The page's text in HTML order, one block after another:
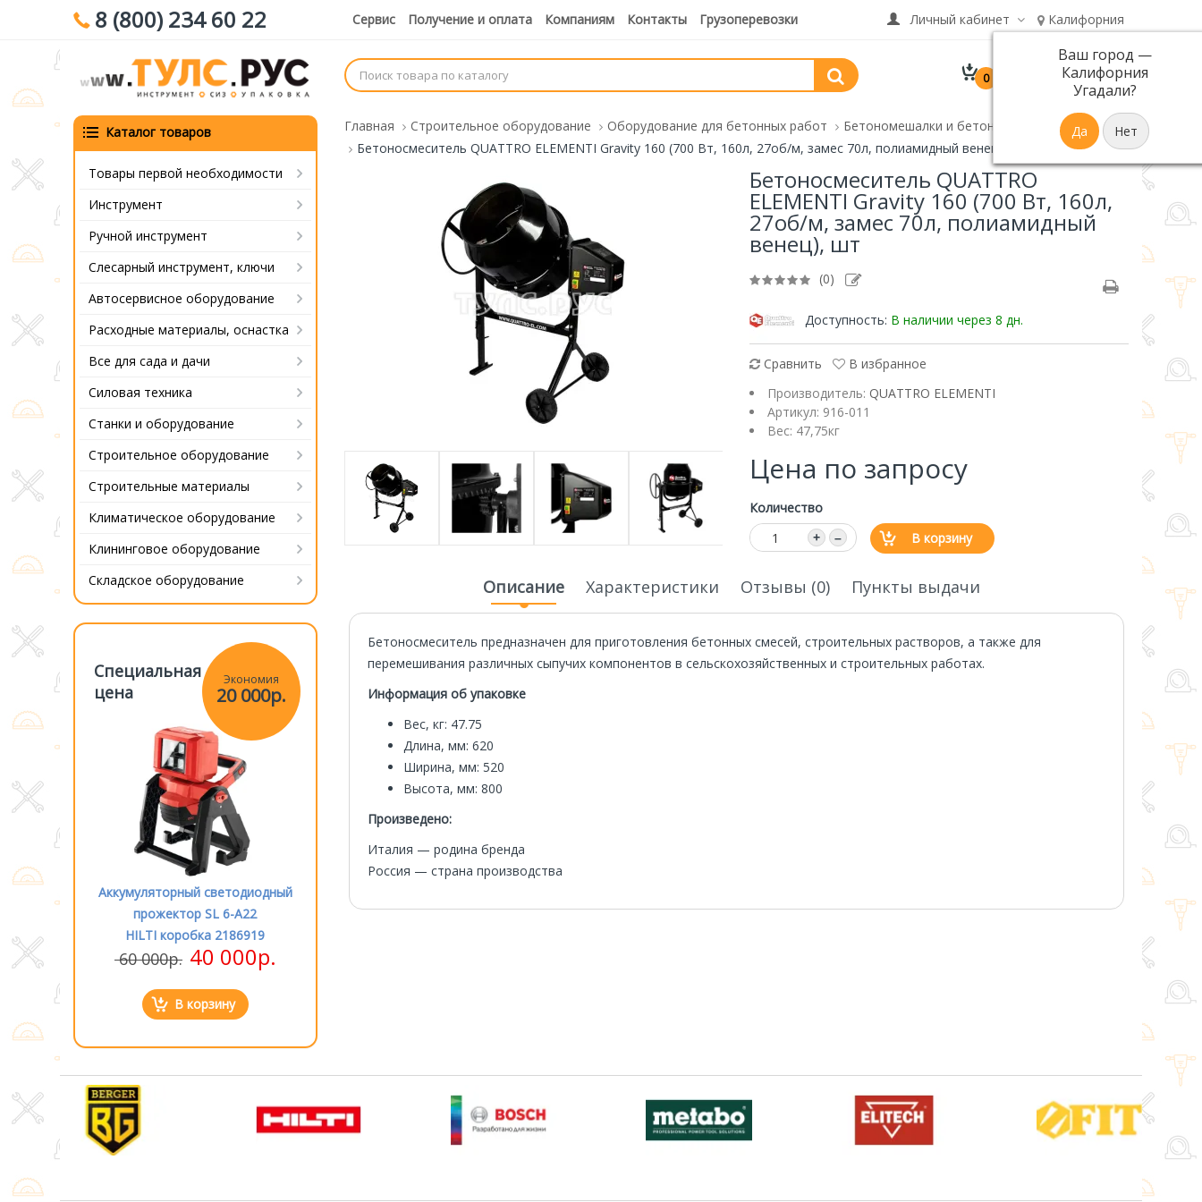
8 (800) 234 60 22 Сервис Получение и оплата Компаниям Контакты Грузоперевозки Личный кабинет Калифорния
Ваш город —
Калифорния
Угадали?
0
В корзине 0 товар(ов)
на сумму 0 р.
Каталог товаров
Товары первой необходимости
Инструмент
Ручной инструмент
Слесарный инструмент, ключи
Автосервисное оборудование
Расходные материалы, оснастка
Все для сада и дачи
Силовая техника
Станки и оборудование
Строительное оборудование
Строительные материалы
Климатическое оборудование
Клининговое оборудование
Складское оборудование
000р.
Специальная
цена
Экономия
20 000р.
Аккумуляторный светодиодный
прожектор SL 6-A22
HILTI коробка 2186919
60 000р. 40 000р.
В корзину
Специальная
20 000р.
прожектор SL 6-A22
Специальная
прожектор SL 6-A22
Главная Строительное оборудование Оборудование для бетонных работ
Бетономешалки и бетоносмесители
Бетоносмеситель QUATTRO ELEMENTI Gravity 160 (700 Вт, 160л, 27об/м, замес 70л, полиамидный венец), шт
Бетоносмеситель QUATTRO
ELEMENTI Gravity 160 (700 Вт, 160л,
27об/м, замес 70л, полиамидный
венец), шт
(0)
Доступность: В наличии через 8 дн.
Сравнить
В избранное
Производитель: QUATTRO ELEMENTI
Артикул: 916-011
Вес: 47,75кг
Цена по запросу
Количество
+ – В корзину
Описание Характеристики Отзывы (0) Пункты выдачи
Бетоносмеситель предназначен для приготовления бетонных смесей, строительных растворов, а также для
перемешивания различных сыпучих компонентов в сельскохозяйственных и строительных работах.
Информация об упаковке
Вес, кг: 47.75
Длина, мм: 620
Ширина, мм: 520
Высота, мм: 800
Произведено:
Италия — родина бренда
Россия — страна производства